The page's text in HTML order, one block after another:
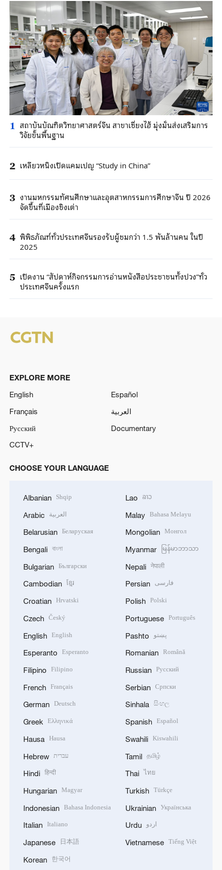
1 สถาบันบัณฑิตวิทยาศาสตร์จีน สาขาเซี่ยงไฮ้ มุ่งมั่นส่งเสริมการ
วิจัยขั้นพื้นฐาน
2 เหลียวหนิงเปิดแคมเปญ “Study in China”
3 งานมหกรรมทัศนศึกษาและอุตสาหกรรมการศึกษาจีน ปี 2026
จัดขึ้นที่เมืองชิงเต่า
4 พิพิธภัณฑ์ทั่วประเทศจีนรองรับผู้ชมกว่า 1.5 พันล้านคน ในปี
2025
5 เปิดงาน “สัปดาห์กิจกรรมการอ่านหนังสือประชาชนทั้งปวง”ทั่ว
ประเทศจีนครั้งแรก
EXPLORE MORE
English
Español
Français
العربية
Русский
Documentary
CCTV+
CHOOSE YOUR LANGUAGE
Albanian Shqip
Arabic العربية
Belarusian Беларуская
Bengali বাংলা
Bulgarian Български
Cambodian ខ្មែរ
Croatian Hrvatski
Czech Český
English English
Esperanto Esperanto
Filipino Filipino
French Français
German Deutsch
Greek Ελληνικά
Hausa Hausa
Hebrew עברית
Hindi हिन्दी
Hungarian Magyar
Indonesian Bahasa Indonesia
Italian Italiano
Japanese 日本語
Korean 한국어
Lao ລາວ
Malay Bahasa Melayu
Mongolian Монгол
Myanmar မြန်မာဘာသာ
Nepali नेपाली
Persian فارسی
Polish Polski
Portuguese Português
Pashto پښتو
Romanian Română
Russian Русский
Serbian Српски
Sinhala සිංහල
Spanish Español
Swahili Kiswahili
Tamil தமிழ்
Thai ไทย
Turkish Türkçe
Ukrainian Українська
Urdu اردو
Vietnamese Tiếng Việt